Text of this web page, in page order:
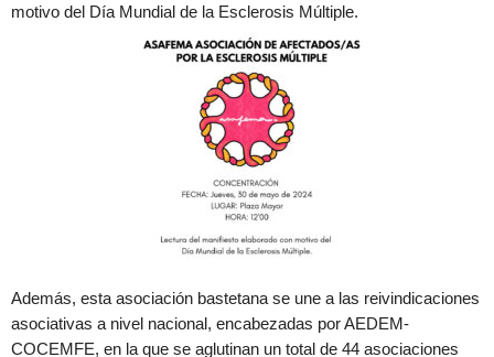
motivo del Día Mundial de la Esclerosis Múltiple.
Además, esta asociación bastetana se une a las reivindicaciones
asociativas a nivel nacional, encabezadas por AEDEM-
COCEMFE, en la que se aglutinan un total de 44 asociaciones